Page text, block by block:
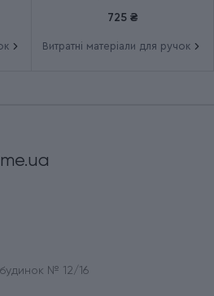
725 ₴
Витратні матеріали для ручок
будинок № 12/16